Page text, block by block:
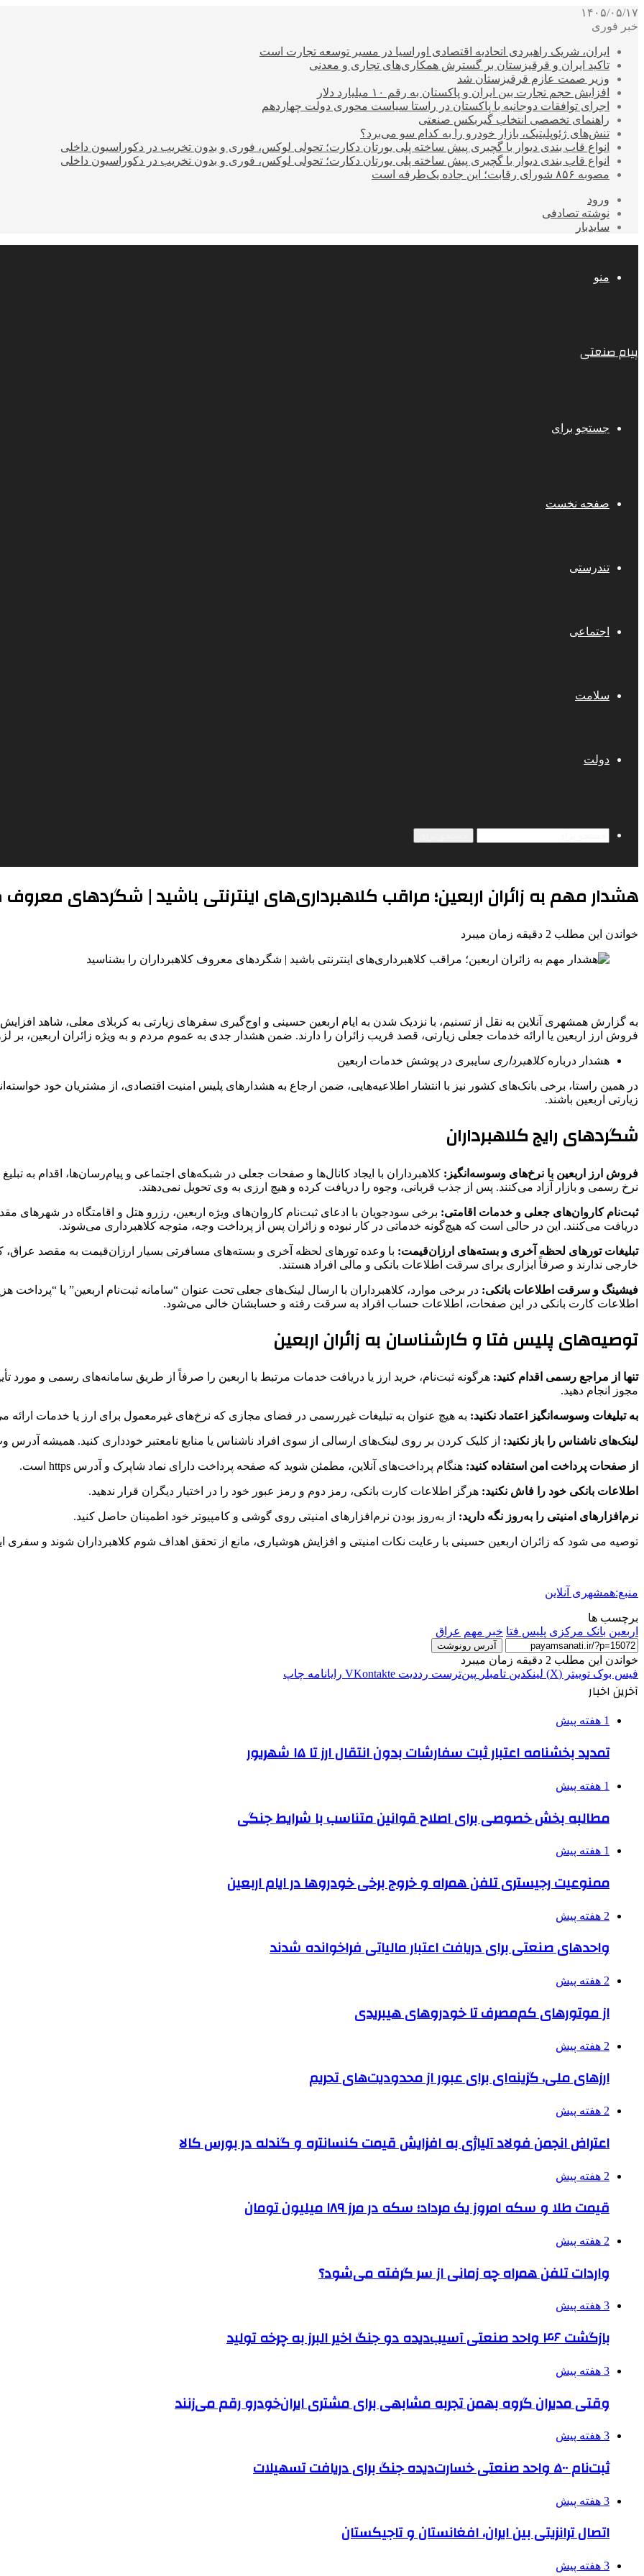
۱۴۰۵/۰۵/۱۷
خبر فوری
ایران، شریک راهبردی اتحادیه اقتصادی اوراسیا در مسیر توسعه تجارت است
تاکید ایران و قرقیزستان بر گسترش همکاری‌های تجاری و معدنی
وزیر صمت عازم قرقیزستان شد
افزایش حجم تجارت بین ایران و پاکستان به رقم ۱۰ میلیارد دلار
اجرای توافقات دوجانبه با پاکستان در راستا سیاست محوری دولت چهاردهم
راهنمای تخصصی انتخاب گیربکس صنعتی
تنش‌های ژئوپلیتیک، بازار خودرو را به کدام سو می‌برد؟
انواع قاب بندی دیوار با گچبری پیش ساخته پلی یورتان دکارت؛ تحولی لوکس، فوری و بدون تخریب در دکوراسیون داخلی
انواع قاب بندی دیوار با گچبری پیش ساخته پلی یورتان دکارت؛ تحولی لوکس، فوری و بدون تخریب در دکوراسیون داخلی
مصوبه ۸۵۶ شورای رقابت؛ این جاده یک‌طرفه است
ورود
نوشته تصادفی
سایدبار
منو
پیام صنعتی
جستجو برای
صفحه نخست
تندرستی
اجتماعی
سلامت
دولت
هشدار مهم به زائران اربعین؛ مراقب کلاهبرداری‌های اینترنتی باشید | شگردهای معروف
خواندن این مطلب 2 دقیقه زمان میبرد
به گزارش همشهری آنلاین به نقل از تسنیم، با نزدیک شدن به ایام اربعین حسینی و اوج‌گیری سفرهای زیارتی به کربلای معلی، شاهد
فروش ارز اربعین یا ارائه خدمات جعلی زیارتی، قصد فریب زائران را دارند. ضمن هشدار جدی به عموم مردم و به ویژه زائران اربعین، بر
هشدار دربارهکلاهبرداری سایبری در پوشش خدمات اربعین
در همین راستا، برخی بانک‌های کشور نیز با انتشار اطلاعیه‌هایی، ضمن ارجاع به هشدارهای پلیس امنیت اقتصادی، از مشتریان خود
زیارتی اربعین باشند.
شگردهای رایج کلاهبرداران
فروش ارز اربعین با نرخ‌های وسوسه‌انگیز: کلاهبرداران با ایجاد کانال‌ها و صفحات جعلی در شبکه‌های اجتماعی و پیام‌رسان‌ها، اقدام به تبلیغ
نرخ رسمی و بازار آزاد می‌کنند. پس از جذب قربانی، وجوه را دریافت کرده و هیچ ارزی به وی تحویل نمی‌دهند.
ثبت‌نام کاروان‌های جعلی و خدمات اقامتی: برخی سودجویان با ادعای ثبت‌نام کاروان‌های ویژه اربعین، رزرو هتل و اقامتگاه در شهرهای
دریافت می‌کنند. این در حالی است که هیچ‌گونه خدماتی در کار نبوده و زائران پس از پرداخت وجه، متوجه کلاهبرداری می‌شوند.
تبلیغات تورهای لحظه آخری و بسته‌های ارزان‌قیمت: با وعده تورهای لحظه آخری و بسته‌های مسافرتی بسیار ارزان‌قیمت به مقصد عراق،
خارجی ندارند و صرفاً ابزاری برای سرقت اطلاعات بانکی و مالی افراد هستند.
فیشینگ و سرقت اطلاعات بانکی: در برخی موارد، کلاهبرداران با ارسال لینک‌های جعلی تحت عنوان “سامانه ثبت‌نام اربعین” یا “پرداخت
اطلاعات کارت بانکی در این صفحات، اطلاعات حساب افراد به سرقت رفته و حسابشان خالی می‌شود.
توصیه‌های پلیس فتا و کارشناسان به زائران اربعین
تنها از مراجع رسمی اقدام کنید: هرگونه ثبت‌نام، خرید ارز یا دریافت خدمات مرتبط با اربعین را صرفاً از طریق سامانه‌های رسمی و مورد
مجوز انجام دهید.
به تبلیغات وسوسه‌انگیز اعتماد نکنید: به هیچ عنوان به تبلیغات غیررسمی در فضای مجازی که نرخ‌های غیرمعمول برای ارز یا خدمات ارائه
لینک‌های ناشناس را باز نکنید: از کلیک کردن بر روی لینک‌های ارسالی از سوی افراد ناشناس یا منابع نامعتبر خودداری کنید. همیشه
از صفحات پرداخت امن استفاده کنید: هنگام پرداخت‌های آنلاین، مطمئن شوید که صفحه پرداخت دارای نماد شاپرک و آدرس https است.
اطلاعات بانکی خود را فاش نکنید: هرگز اطلاعات کارت بانکی، رمز دوم و رمز عبور خود را در اختیار دیگران قرار ندهید.
نرم‌افزارهای امنیتی را به‌روز نگه دارید: از به‌روز بودن نرم‌افزارهای امنیتی روی گوشی و کامپیوتر خود اطمینان حاصل کنید.
توصیه می شود که زائران اربعین حسینی با رعایت نکات امنیتی و افزایش هوشیاری، مانع از تحقق اهداف شوم کلاهبرداران شوند و سفری
منبع:همشهری آنلاین
برچسب ها
اربعين بانک مرکزی پلیس فتا خبر مهم عراق
آدرس رونوشت
خواندن این مطلب 2 دقیقه زمان میبرد
فیس بوک توییتر (X) لینکدین ‫تامبلر ‫پین‌ترست ‫رددیت ‫VKontakte رایانامه چاپ
آخرین اخبار
1 هفته پیش
تمدید بخشنامه اعتبار ثبت سفارشات بدون انتقال ارز تا ۱۵ شهریور
1 هفته پیش
مطالبه بخش خصوصی برای اصلاح قوانین متناسب با شرایط جنگی
1 هفته پیش
ممنوعیت رجیستری تلفن همراه و خروج برخی خودروها در ایام اربعین
2 هفته پیش
واحدهای صنعتی برای دریافت اعتبار مالیاتی فراخوانده شدند
2 هفته پیش
از موتورهای کم‌مصرف تا خودروهای هیبریدی
2 هفته پیش
ارزهای ملی، گزینه‌ای برای عبور از محدودیت‌های تحریم
2 هفته پیش
اعتراض انجمن فولاد آلیاژی به افزایش قیمت کنسانتره و گندله در بورس کالا
2 هفته پیش
قیمت طلا و سکه امروز یک مرداد؛ سکه در مرز ۱۸۹ میلیون تومان
2 هفته پیش
واردات تلفن همراه چه زمانی از سر گرفته می‌شود؟
3 هفته پیش
بازگشت ۴۶ واحد صنعتی آسیب‌دیده دو جنگ اخیر البرز به چرخه تولید
3 هفته پیش
وقتی مدیران گروه بهمن تجربه مشابهی برای مشتری ایران‌خودرو رقم می‌زنند
3 هفته پیش
ثبت‌نام ۵۰۰ واحد صنعتی خسارت‌دیده جنگ برای دریافت تسهیلات
3 هفته پیش
اتصال ترانزیتی بین ایران، افغانستان و تاجیکستان
3 هفته پیش